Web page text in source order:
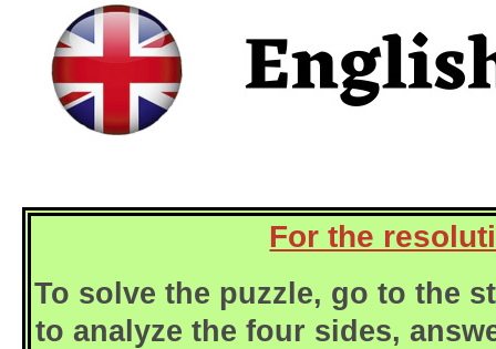
For the
To solve the puzzle, go to the
to analyze the four sides,